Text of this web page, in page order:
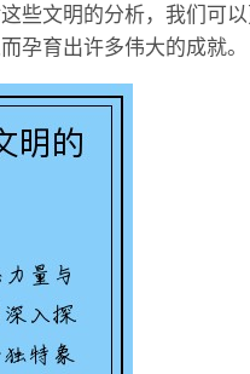
些文明的分析，我们可
孕育出许多伟大的成就。